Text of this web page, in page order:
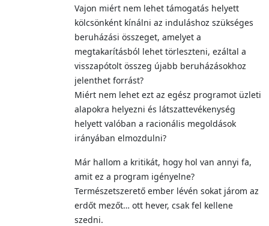
Vajon miért nem lehet támogatás helyett
kölcsönként kínálni az induláshoz szükséges
beruházási összeget, amelyet a
megtakarításból lehet törleszteni, ezáltal a
visszapótolt összeg újabb beruházásokhoz
jelenthet forrást?
Miért nem lehet ezt az egész programot üzleti
alapokra helyezni és látszattevékenység
helyett valóban a racionális megoldások
irányában elmozdulni?
Már hallom a kritikát, hogy hol van annyi fa,
amit ez a program igényelne?
Természetszerető ember lévén sokat járom az
erdőt mezőt… ott hever, csak fel kellene
szedni.